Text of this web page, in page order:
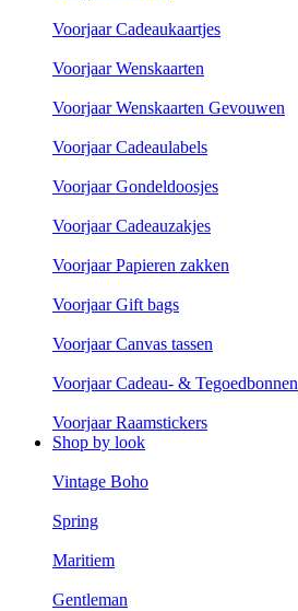
Voorjaar Cadeaukaartjes
Voorjaar Wenskaarten
Voorjaar Wenskaarten Gevouwen
Voorjaar Cadeaulabels
Voorjaar Gondeldoosjes
Voorjaar Cadeauzakjes
Voorjaar Papieren zakken
Voorjaar Gift bags
Voorjaar Canvas tassen
Voorjaar Cadeau- & Tegoedbonnen
Voorjaar Raamstickers
Shop by look
Vintage Boho
Spring
Maritiem
Gentleman